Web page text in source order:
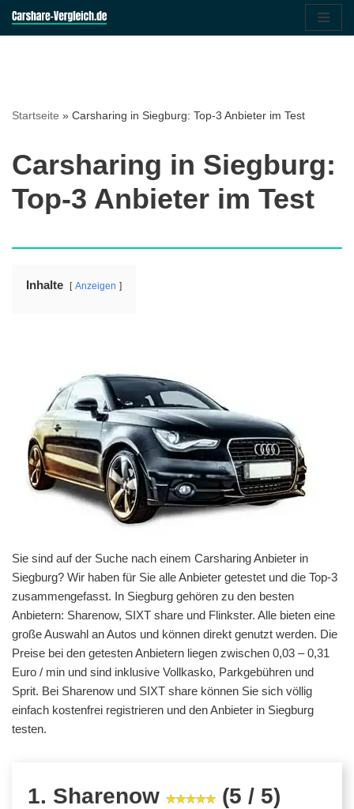
Startseite » Carsharing in Siegburg: Top-3 Anbieter im Test
Carsharing in Siegburg:
Top-3 Anbieter im Test
Inhalte Anzeigen
Sie sind auf der Suche nach einem Carsharing Anbieter in
Siegburg? Wir haben für Sie alle Anbieter getestet und die Top-3
zusammengefasst. In Siegburg gehören zu den besten
Anbietern: Sharenow, SIXT share und Flinkster. Alle bieten eine
große Auswahl an Autos und können direkt genutzt werden. Die
Preise bei den getesten Anbietern liegen zwischen 0,03 – 0,31
Euro / min und sind inklusive Vollkasko, Parkgebühren und
Sprit. Bei Sharenow und SIXT share können Sie sich völlig
einfach kostenfrei registrieren und den Anbieter in Siegburg
testen.
1. Sharenow (5 / 5)